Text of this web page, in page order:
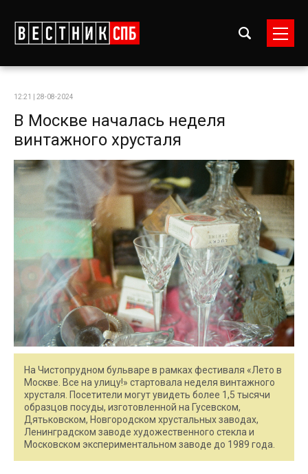
12:21 | 28-08-2024
В Москве началась неделя
винтажного хрусталя
На Чистопрудном бульваре в рамках фестиваля «Лето в
Москве. Все на улицу!» стартовала неделя винтажного
хрусталя. Посетители могут увидеть более 1,5 тысячи
образцов посуды, изготовленной на Гусевском,
Дятьковском, Новгородском хрустальных заводах,
Ленинградском заводе художественного стекла и
Московском экспериментальном заводе до 1989 года.